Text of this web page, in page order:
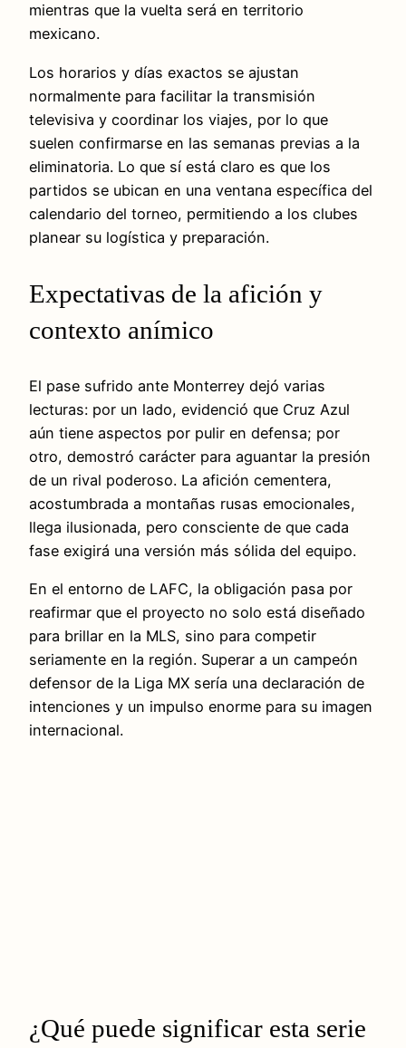
mientras que la vuelta será en territorio
mexicano.
Los horarios y días exactos se ajustan
normalmente para facilitar la transmisión
televisiva y coordinar los viajes, por lo que
suelen confirmarse en las semanas previas a la
eliminatoria. Lo que sí está claro es que los
partidos se ubican en una ventana específica del
calendario del torneo, permitiendo a los clubes
planear su logística y preparación.
Expectativas de la afición y
contexto anímico
El pase sufrido ante Monterrey dejó varias
lecturas: por un lado, evidenció que Cruz Azul
aún tiene aspectos por pulir en defensa; por
otro, demostró carácter para aguantar la presión
de un rival poderoso. La afición cementera,
acostumbrada a montañas rusas emocionales,
llega ilusionada, pero consciente de que cada
fase exigirá una versión más sólida del equipo.
En el entorno de LAFC, la obligación pasa por
reafirmar que el proyecto no solo está diseñado
para brillar en la MLS, sino para competir
seriamente en la región. Superar a un campeón
defensor de la Liga MX sería una declaración de
intenciones y un impulso enorme para su imagen
internacional.
¿Qué puede significar esta serie